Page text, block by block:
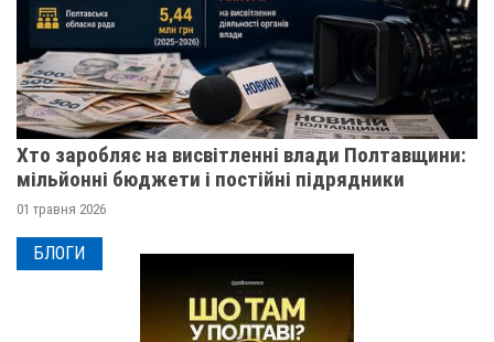
Хто заробляє на висвітленні влади Полтавщини:
мільйонні бюджети і постійні підрядники
01 травня 2026
БЛОГИ